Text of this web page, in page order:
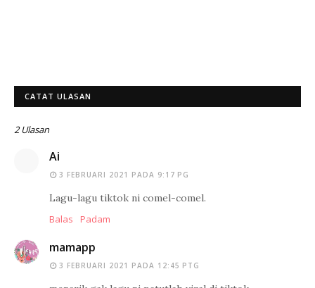
CATAT ULASAN
2 Ulasan
Ai
3 FEBRUARI 2021 PADA 9:17 PG
Lagu-lagu tiktok ni comel-comel.
Balas
Padam
mamapp
3 FEBRUARI 2021 PADA 12:45 PTG